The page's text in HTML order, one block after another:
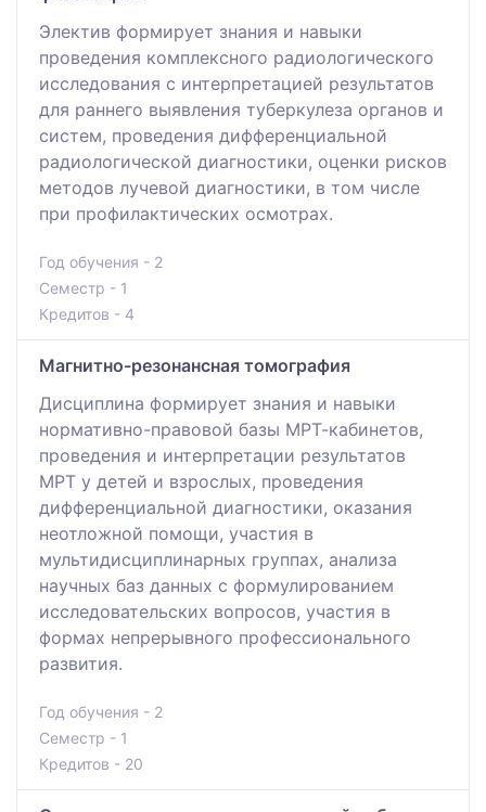
Электив формирует знания и навыки
проведения комплексного радиологического
исследования с интерпретацией результатов
для раннего выявления туберкулеза органов и
систем, проведения дифференциальной
радиологической диагностики, оценки рисков
методов лучевой диагностики, в том числе
при профилактических осмотрах.
Год обучения - 2
Семестр - 1
Кредитов - 4
Магнитно-резонансная томография
Дисциплина формирует знания и навыки
нормативно-правовой базы МРТ-кабинетов,
проведения и интерпретации результатов
МРТ у детей и взрослых, проведения
дифференциальной диагностики, оказания
неотложной помощи, участия в
мультидисциплинарных группах, анализа
научных баз данных с формулированием
исследовательских вопросов, участия в
формах непрерывного профессионального
развития.
Год обучения - 2
Семестр - 1
Кредитов - 20